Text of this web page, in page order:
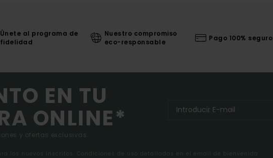
Únete al programa de
fidelidad
Nuestro compromiso
eco-responsable
Pago 100% seguro
EN TU
ONLINE*
y ofertas exclusivas.
los nuevos inscritos. Condiciones de uso detalladas en el email de bienvenida